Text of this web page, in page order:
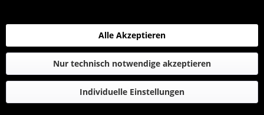
Individuelle Einstellungen
Nur technisch notwendige akzeptieren
Alle Akzeptieren